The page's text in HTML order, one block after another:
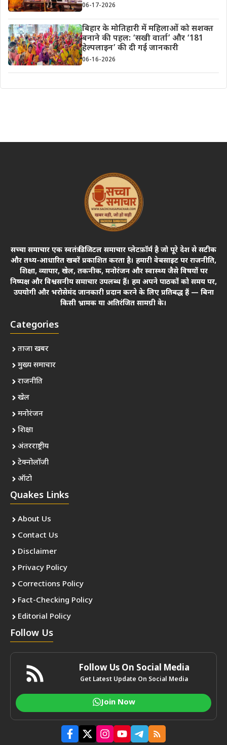
06-17-2026
बिहार के मोतिहारी में महिलाओं को सशक्त
बनाने की पहल: ‘सखी वार्ता’ और ‘181
हेल्पलाइन’ की दी गई जानकारी
06-16-2026
सच्चा समाचार एक स्वतंत्र डिजिटल समाचार प्लेटफ़ॉर्म है जो पूरे देश से सटीक
और तथ्य-आधारित खबरें प्रकाशित करता है। हमारी वेबसाइट पर राजनीति,
शिक्षा, व्यापार, खेल, तकनीक, मनोरंजन और स्वास्थ्य जैसे विषयों पर
निष्पक्ष और विश्वसनीय समाचार उपलब्ध हैं। हम अपने पाठकों को समय पर,
उपयोगी और भरोसेमंद जानकारी प्रदान करने के लिए प्रतिबद्ध हैं — बिना
किसी भ्रामक या अतिरंजित सामग्री के।
Categories
ताजा खबर
मुख्य समाचार
राजनीति
खेल
मनोरंजन
शिक्षा
अंतरराष्ट्रीय
टेक्नोलॉजी
ऑटो
Quakes Links
About Us
Contact Us
Disclaimer
Privacy Policy
Corrections Policy
Fact-Checking Policy
Editorial Policy
Follow Us
Follow Us On Social Media
Get Latest Update On Social Media
Join Now